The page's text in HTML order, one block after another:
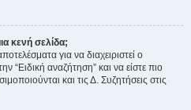
κενή σελίδα;
για να διαχειριστεί ο
“Ειδική αναζήτηση” και να είστε πιο
και τις Δ. Συζητήσεις στις